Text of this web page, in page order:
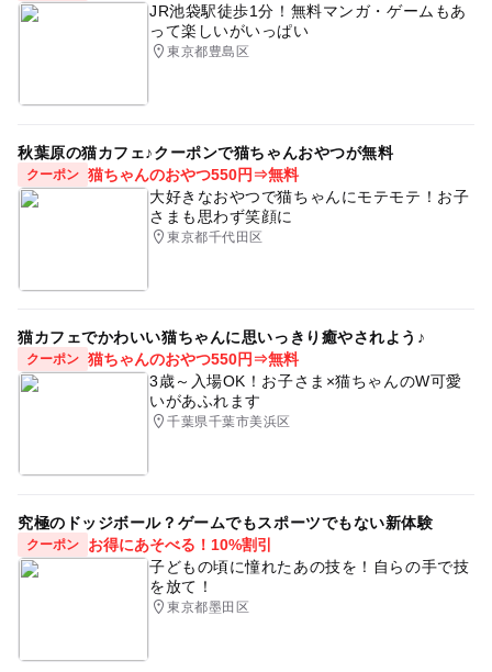
JR池袋駅徒歩1分！無料マンガ・ゲームもあ
って楽しいがいっぱい
東京都豊島区
秋葉原の猫カフェ♪クーポンで猫ちゃんおやつが無料
クーポン 猫ちゃんのおやつ550円⇒無料
大好きなおやつで猫ちゃんにモテモテ！お子
さまも思わず笑顔に
東京都千代田区
猫カフェでかわいい猫ちゃんに思いっきり癒やされよう♪
クーポン 猫ちゃんのおやつ550円⇒無料
3歳～入場OK！お子さま×猫ちゃんのW可愛
いがあふれます
千葉県千葉市美浜区
究極のドッジボール？ゲームでもスポーツでもない新体験
クーポン
お得にあそべる！10%割引
子どもの頃に憧れたあの技を！自らの手で技
を放て！
東京都墨田区